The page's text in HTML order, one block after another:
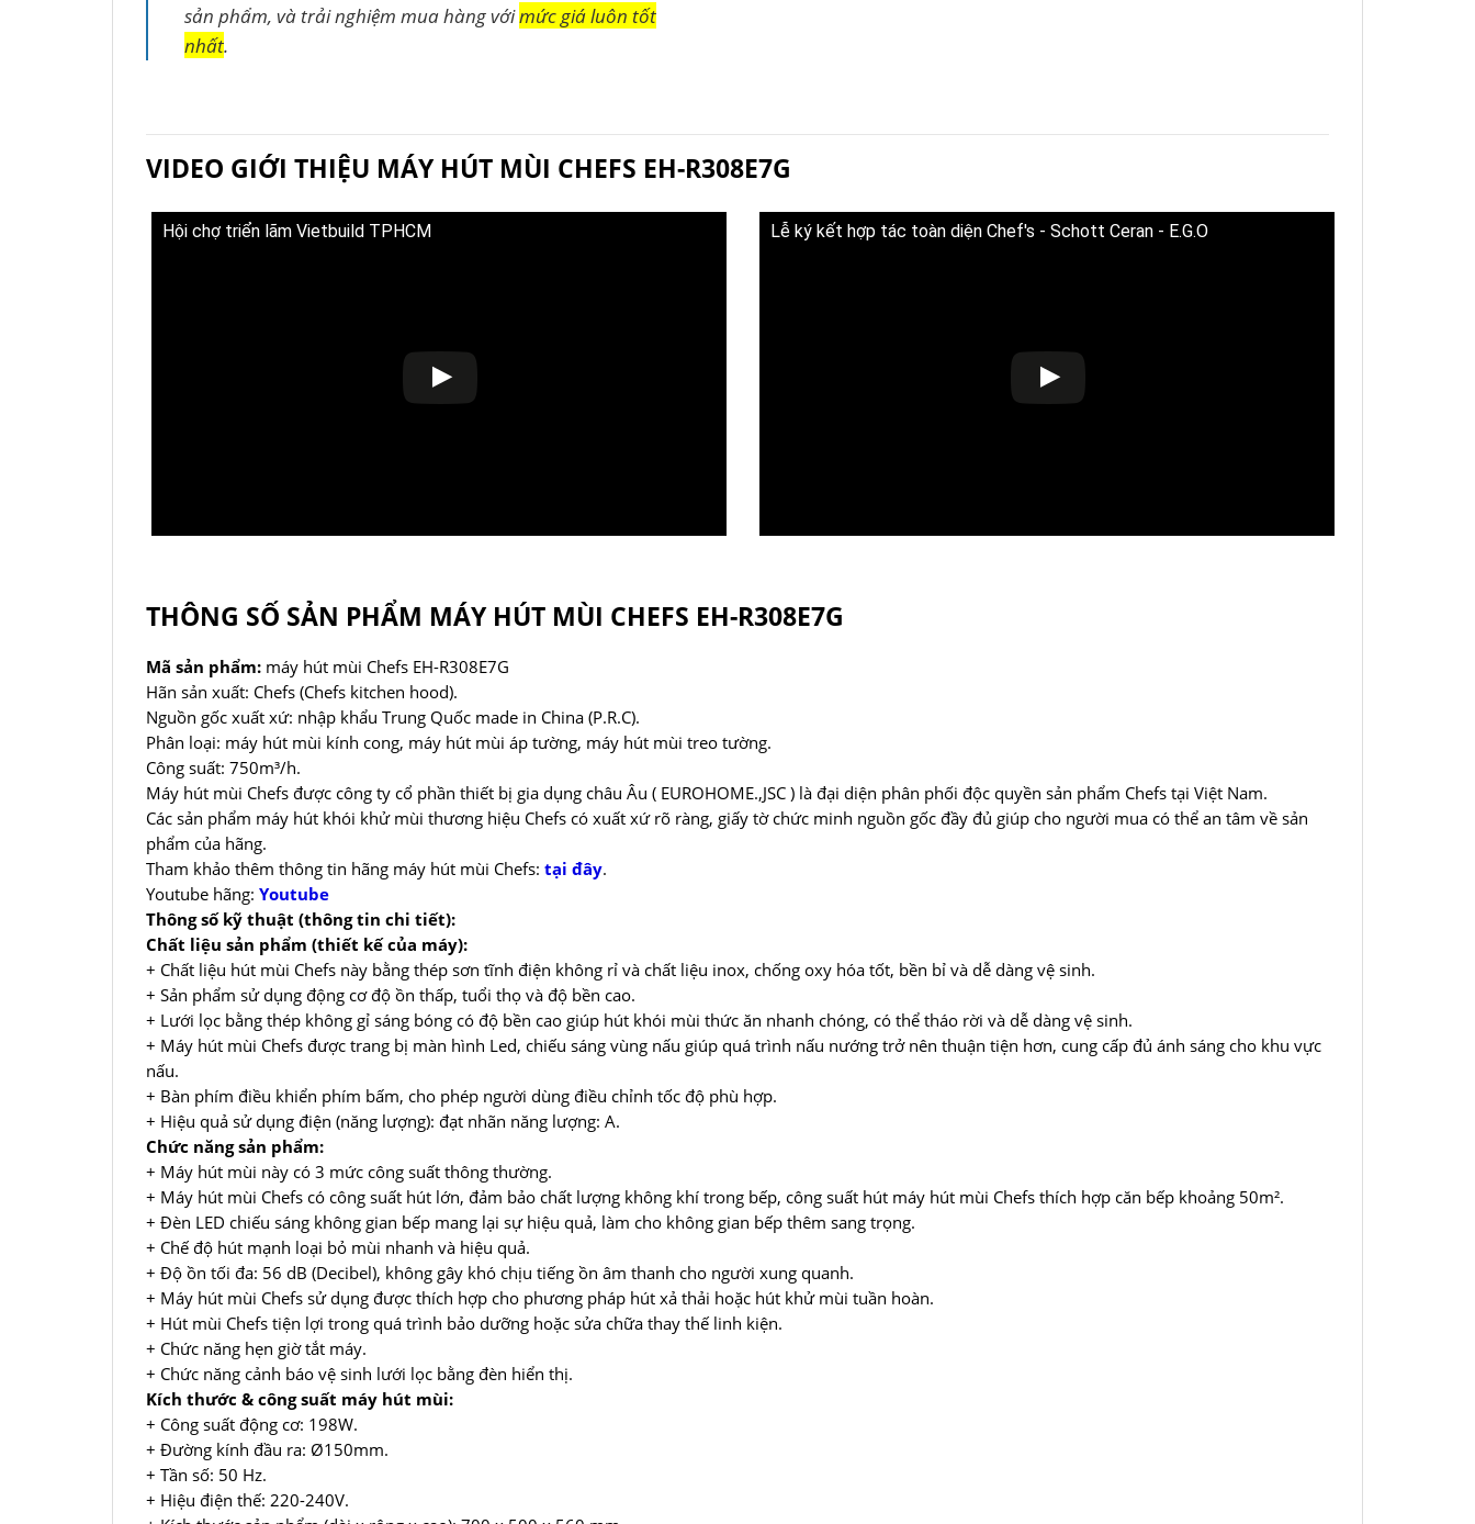
sản phẩm, và trải nghiệm mua hàng vớimức giá luôn tốt
nhất.
VIDEO GIỚI THIỆU MÁY HÚT MÙI CHEFS EH-R308E7G
Hội chợ triển lãm Vietbuild TPHCM Lễ ký kết hợp tác toàn diện Chef's - Schott Ceran - E.G.O
THÔNG SỐ SẢN PHẨM MÁY HÚT MÙI CHEFS EH-R308E7G
Mã sản phẩm: máy hút mùi Chefs EH-R308E7G
Hãn sản xuất: Chefs (Chefs kitchen hood).
Nguồn gốc xuất xứ: nhập khẩu Trung Quốc made in China (P.R.C).
Phân loại: máy hút mùi kính cong, máy hút mùi áp tường, máy hút mùi treo tường.
Công suất: 750m³/h.
Máy hút mùi Chefs được công ty cổ phần thiết bị gia dụng châu Âu ( EUROHOME.,JSC ) là đại diện phân phối độc quyền sản phẩm Chefs tại Việt Nam.
Các sản phẩm máy hút khói khử mùi thương hiệu Chefs có xuất xứ rõ ràng, giấy tờ chức minh nguồn gốc đầy đủ giúp cho người mua có thể an tâm về sản
phẩm của hãng.
Tham khảo thêm thông tin hãng máy hút mùi Chefs: tại đây.
Youtube hãng: Youtube
Thông số kỹ thuật (thông tin chi tiết):
Chất liệu sản phẩm (thiết kế của máy):
+ Chất liệu hút mùi Chefs này bằng thép sơn tĩnh điện không rỉ và chất liệu inox, chống oxy hóa tốt, bền bỉ và dễ dàng vệ sinh.
+ Sản phẩm sử dụng động cơ độ ồn thấp, tuổi thọ và độ bền cao.
+ Lưới lọc bằng thép không gỉ sáng bóng có độ bền cao giúp hút khói mùi thức ăn nhanh chóng, có thể tháo rời và dễ dàng vệ sinh.
+ Máy hút mùi Chefs được trang bị màn hình Led, chiếu sáng vùng nấu giúp quá trình nấu nướng trở nên thuận tiện hơn, cung cấp đủ ánh sáng cho khu vực
nấu.
+ Bàn phím điều khiển phím bấm, cho phép người dùng điều chỉnh tốc độ phù hợp.
+ Hiệu quả sử dụng điện (năng lượng): đạt nhãn năng lượng: A.
Chức năng sản phẩm:
+ Máy hút mùi này có 3 mức công suất thông thường.
+ Máy hút mùi Chefs có công suất hút lớn, đảm bảo chất lượng không khí trong bếp, công suất hút máy hút mùi Chefs thích hợp căn bếp khoảng 50m².
+ Đèn LED chiếu sáng không gian bếp mang lại sự hiệu quả, làm cho không gian bếp thêm sang trọng.
+ Chế độ hút mạnh loại bỏ mùi nhanh và hiệu quả.
+ Độ ồn tối đa: 56 dB (Decibel), không gây khó chịu tiếng ồn âm thanh cho người xung quanh.
+ Máy hút mùi Chefs sử dụng được thích hợp cho phương pháp hút xả thải hoặc hút khử mùi tuần hoàn.
+ Hút mùi Chefs tiện lợi trong quá trình bảo dưỡng hoặc sửa chữa thay thế linh kiện.
+ Chức năng hẹn giờ tắt máy.
+ Chức năng cảnh báo vệ sinh lưới lọc bằng đèn hiển thị.
Kích thước & công suất máy hút mùi:
+ Công suất động cơ: 198W.
+ Đường kính đầu ra: Ø150mm.
+ Tần số: 50 Hz.
+ Hiệu điện thế: 220-240V.